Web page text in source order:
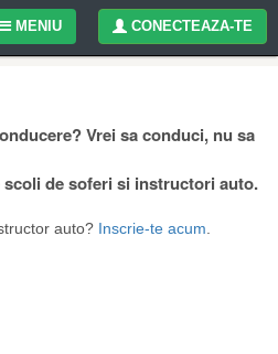
CONECTEAZA-TE
MENIU
Vrei sa conduci, nu sa
de soferi si instructori auto.
auto? Inscrie-te acum